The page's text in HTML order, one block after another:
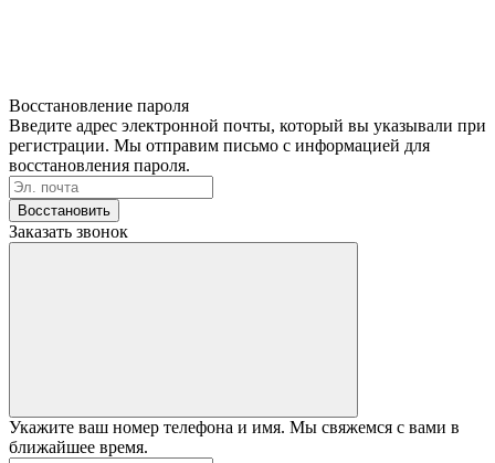
Восстановление пароля
Введите адрес электронной почты, который вы указывали при
регистрации. Мы отправим письмо с информацией для
восстановления пароля.
Восстановить
Заказать звонок
Укажите ваш номер телефона и имя. Мы свяжемся с вами в
ближайшее время.